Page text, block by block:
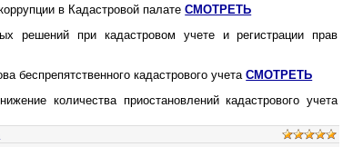
в Кадастровой палатеСМОТРЕТЬ
решений при кадастровом учете и регистрации прав
беспрепятственного кадастрового учетаСМОТРЕТЬ
количества приостановлений кадастрового учета